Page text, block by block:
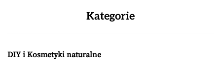
Kategorie
DIY i Kosmetyki naturalne